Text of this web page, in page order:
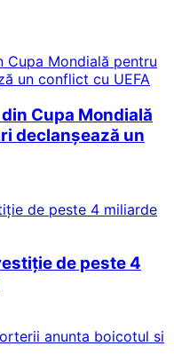
Cupa Mondială
declanșează un
de peste 4